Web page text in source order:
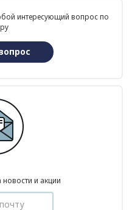
интересующий вопрос по
и акции